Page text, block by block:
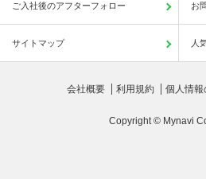
ご入社後のアフターフォロー お
サイトマップ 人
会社概要 利用規約 個人情報
Copyright © Mynavi